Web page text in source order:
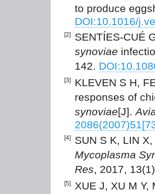
to produce
DOI:10.1016/
[2]
SENTÍES-CUÉ
synoviae
142.
[3]
KLEVEN S H,
responses of
synoviae[J].
[4]
SUN S K, LIN
Mycoplasma
Res, 2017,
[5]
XUE J, XU M